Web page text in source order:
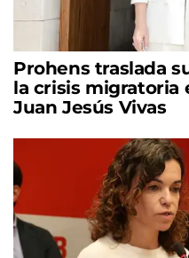
Prohens traslada
la crisis migratoria
Juan Jesús Vivas